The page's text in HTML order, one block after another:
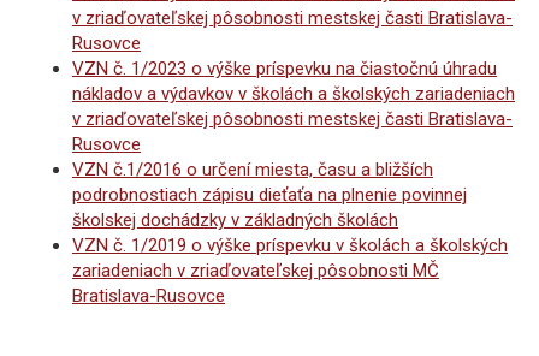
v zriaďovateľskej pôsobnosti mestskej časti Bratislava-
Rusovce
VZN č. 1/2023 o výške príspevku na čiastočnú úhradu
nákladov a výdavkov v školách a školských zariadeniach
v zriaďovateľskej pôsobnosti mestskej časti Bratislava-
Rusovce
VZN č.1/2016 o určení miesta, času a bližších
podrobnostiach zápisu dieťaťa na plnenie povinnej
školskej dochádzky v základných školách
VZN č. 1/2019 o výške príspevku v školách a školských
zariadeniach v zriaďovateľskej pôsobnosti MČ
Bratislava-Rusovce